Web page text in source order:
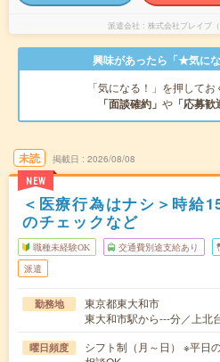
派遣会社 株式会社ブレイブ
興味があったら「★気に
「気になる！」を押して
「面談確約」 や 「応募歓
未読
NEW
掲載日 2026/08/08
＜医療行為はナシ＞時給
のチェックなど
職種未経験OK 交通費別途支給あり
派遣
勤務地
東京都東大和市
東大和市駅から---分／上北
曜日頻度
シフト制（月～日） ※平日